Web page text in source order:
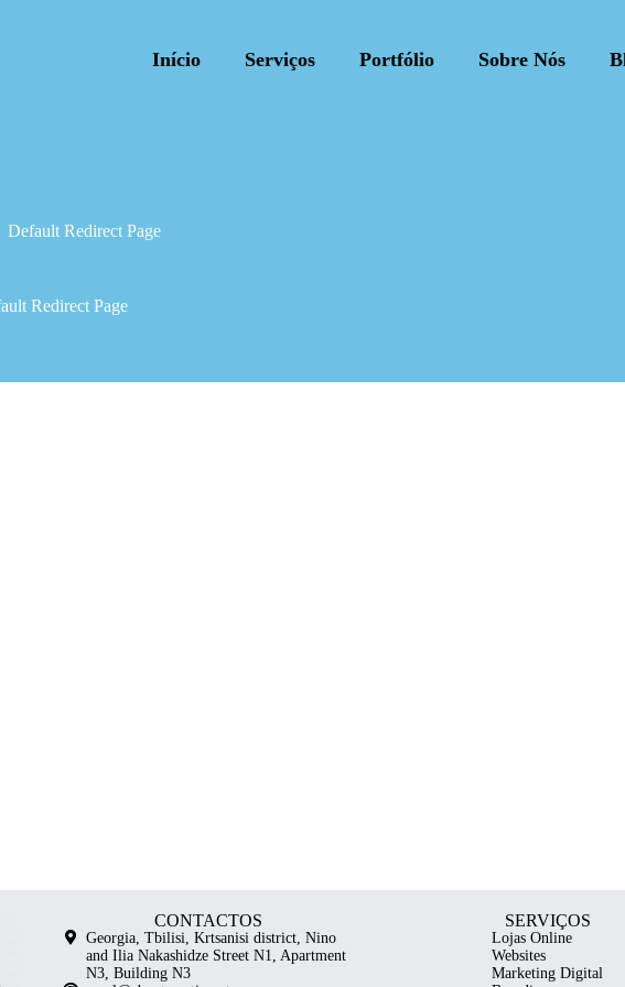
Início Serviços Portfólio Sobre Nós
Default Redirect Page
Redirect Page
CONTACTOS
Georgia, Tbilisi, Krtsanisi district, Nino
and Ilia Nakashidze Street N1, Apartment
N3, Building N3
SERVIÇOS
Lojas Online
Websites
Marketing Digital